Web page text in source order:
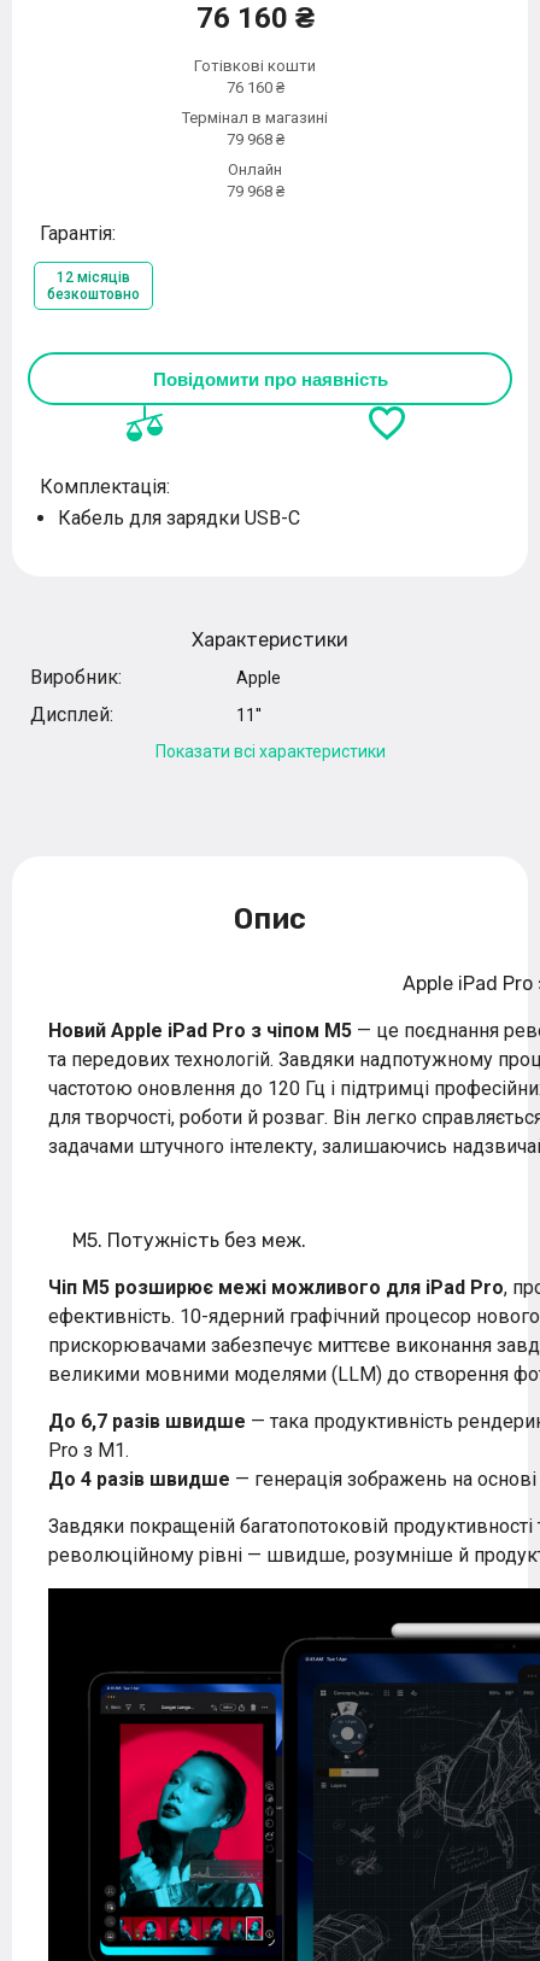
76 160 ₴
Готівкові кошти
76 160 ₴
Термінал в магазині
79 968 ₴
Онлайн
79 968 ₴
Гарантія:
12 місяців
безкоштовно
Повідомити про наявність
Комплектація:
Кабель для зарядки USB-C
Характеристики
Виробник:
Apple
Дисплей:
11''
Показати всі характеристики
Опис
Apple iPad Pro
Новий Apple iPad Pro з чіпом M5 — це поєднання
та передових технологій. Завдяки надпотужному
частотою оновлення до 120 Гц і підтримці
для творчості, роботи й розваг. Він легко
задачами штучного інтелекту, залишаючись
M5. Потужність без меж.
Чіп M5 розширює межі можливого для iPad Pro,
ефективність. 10-ядерний графічний процесор
прискорювачами забезпечує миттєве виконання
великими мовними моделями (LLM) до створення
До 6,7 разів швидше — така продуктивність
Pro з M1.
До 4 разів швидше — генерація зображень на основі
Завдяки покращеній багатопотоковій
революційному рівні — швидше, розумніше й